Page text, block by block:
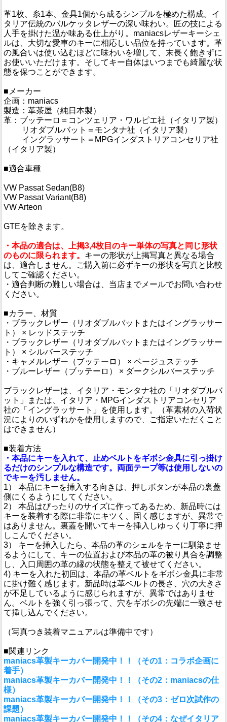
革1枚、糸1本、金具1個から成るシンプルを極めた構成。イ
タリア伝統のバルケッタレザーの深い味わい。匠の技による
人手を掛けた温か味ある仕上がり。maniacsレザーキーシェ
ルは、大切な愛車のキーに相応しい品位を持っています。革
の風合いは使い込むほどに味わいを増して、末長く飽きずに
お使いいただけます。そしてキー自体はいつまでも綺麗な状
態を保つことができます。
■メーカー
企画：maniacs
製造：革茶屋（純日本製）
革：ブッテーロ＝コンツェリア・ワルピエ社（イタリア製）
リオダブルバット＝モンタナ社（イタリア製）
イングラッサート＝MPGインダストリアコンセリア社
（イタリア製）
■適合車種
VW Passat Sedan(B8)
VW Passat Variant(B8)
VW Arteon
GTEを除きます。
・本品の適合は、上掲3,4枚目のキー単体の写真と同じ形状
のものに限られます。 キーの形状が上掲写真と異なる場合
は、適合しません。ご購入前に必ずキーの形状を写真と比較
してご確認ください。
・適合判断の難しい場合は、当店までメールでお問い合わせ
ください。
■カラー、材質
・ブラックレザー（リオダブルバットまたはイングラッサー
ト） × レッドステッチ
・ブラックレザー（リオダブルバットまたはイングラッサー
ト） × シルバーステッチ
・キャメルレザー（ブッテーロ） × ベージュステッチ
・ブルーレザー（ブッテーロ） × ダークシルバーステッチ
ブラックレザーは、イタリア・モンタナ社の「リオダブルバ
ット」または、イタリア・MPGインダストリアコンセリア
社の「イングラッサート」を使用します。（革素材の入荷状
況によりのいずれかを使用しますので、ご指定いただくこと
はできません）
■装着方法
・本品にキーを入れて、止めベルトをギボシ金具に引っ掛け
るだけのシンプルな構造です。両面テープ等は使用しないの
でキーを汚しません。
1） 本品にキーを挿入する向きは、押しボタンが本品の裏蓋
側にくるようにしてください。
2） 本品はぴったりのサイズに作ってあるため、新品時には
キーを装着する際に非常にキツく、固く感じますが、異常で
はありません。裏蓋を開いてキーを挿入しゆっくり丁寧に押
しこんでください。
3） キーを挿入したら、本品の革のシェルをキーに馴染ませ
るようにして、キーの位置および本品の革の被り具合を調整
し、入口周囲の革の縁の状態を整えて被せてください。
4) キーを入れた初回は、本品の革ベルトをギボシ金具に非常
に掛け難く感じます。新品時は革ベルトの長さ、穴の大きさ
が不足しているように感じられますが、異常ではありませ
ん。ベルトを強く引っ張って、穴をギボシの先端に一致させ
て挿し込んでください。
（写真つき装着マニュアルは準備中です）
■関連リンク
maniacs革製キーカバー開発中！！（その1：コラボ企画に
着手）
maniacs革製キーカバー開発中！！（その2：maniacsの仕
様）
maniacs革製キーカバー開発中！！（その3：ゼロ次試作の
課題）
maniacs革製キーカバー開発中！！（その4：なぜイタリア